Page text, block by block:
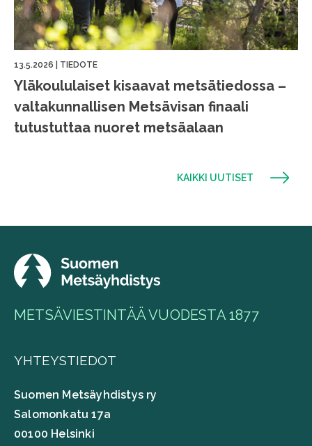
13.5.2026 TIEDOTE
Yläkoululaiset kisaavat metsätiedossa –
valtakunnallisen Metsävisan finaali
tutustuttaa nuoret metsäalaan
KAIKKI UUTISET
METSÄVIESTINTÄÄ VUODESTA 1877
YHTEYSTIEDOT
Suomen Metsäyhdistys ry
Salomonkatu 17a
00100 Helsinki